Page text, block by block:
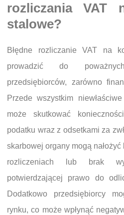
rozliczania VAT
stalowe?
Błędne rozliczanie VAT na
prowadzić do
przedsiębiorców, zarówno
Przede wszystkim
może skutkować
podatku wraz z odsetkami za
skarbowej organy mogą
rozliczeniach lub brak
potwierdzającej prawo do
Dodatkowo przedsiębiorcy
rynku, co może wpłynąć